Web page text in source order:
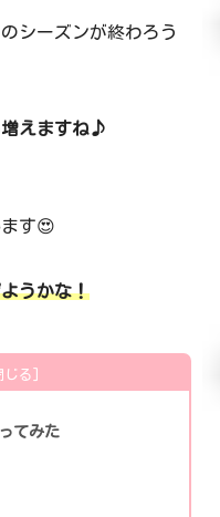
シーズンが終わろう
増えますね♪
す😍
うかな！
てみた